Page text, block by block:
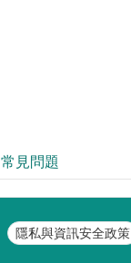
常見問題
隱私與資訊安全政策